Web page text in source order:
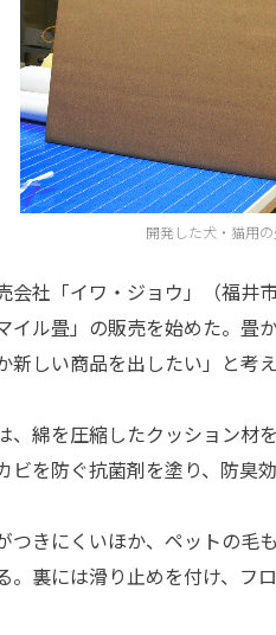
開発した犬・猫用
会社「イワ・ジョウ」（福井
イル畳」の販売を始めた。畳
新しい商品を出したい」と考
、綿を圧縮したクッション材
ビを防ぐ抗菌剤を塗り、防臭効
つきにくいほか、ペットの毛
。裏には滑り止めを付け、フ